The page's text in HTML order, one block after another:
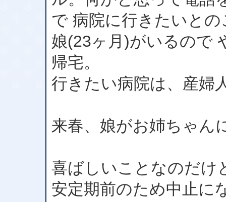
で 病院に行きたいとの
娘(23ヶ月)がいるので
帰宅。
行きたい病院は、産婦
来春、娘がお姉ちゃん
喜ばしいことなのだけ
安定期前のため中止に